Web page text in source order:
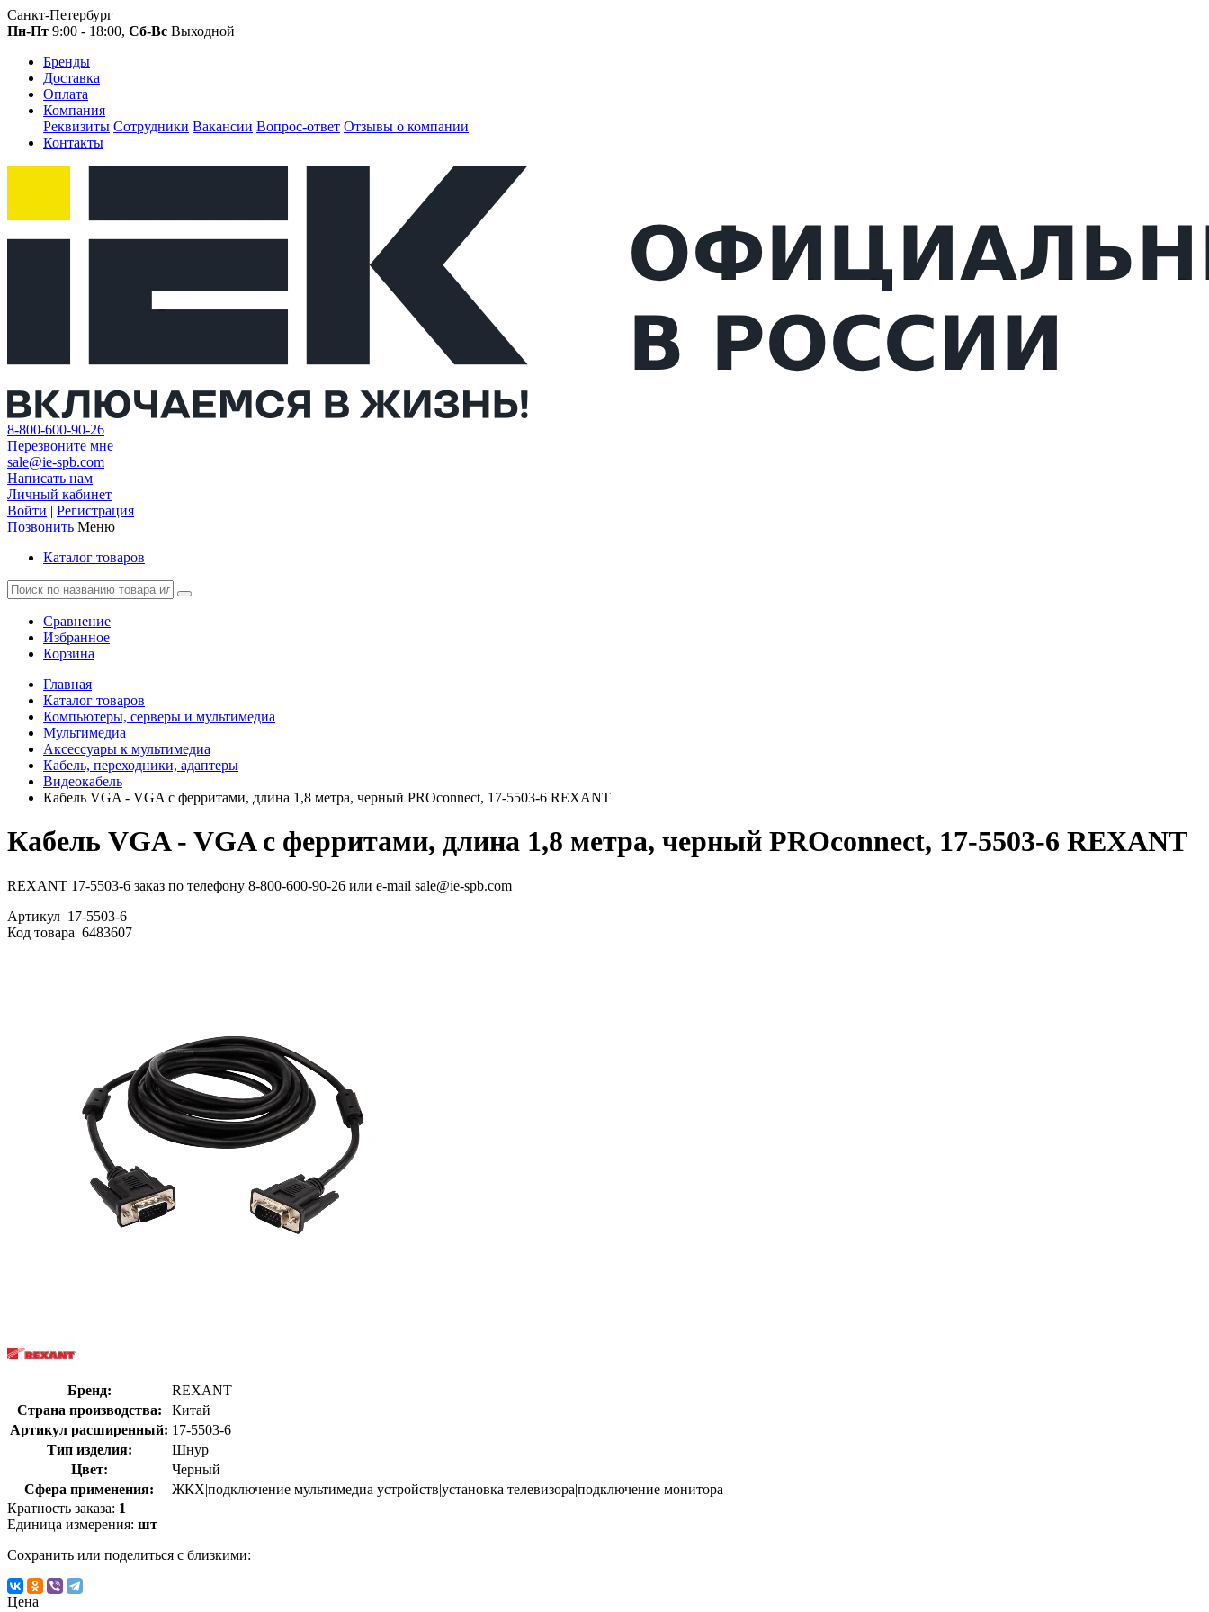
Санкт-Петербург
Пн-Пт 9:00 - 18:00, Сб-Вс Выходной
Бренды
Доставка
Оплата
Компания
Реквизиты Сотрудники Вакансии Вопрос-ответ Отзывы о компании
Контакты
8-800-600-90-26
Перезвоните мне
sale@ie-spb.com
Написать нам
Личный кабинет
Войти | Регистрация
Позвонить Меню
Каталог товаров
Сравнение
Избранное
Корзина
Главная
Каталог товаров
Компьютеры, серверы и мультимедиа
Мультимедиа
Аксессуары к мультимедиа
Кабель, переходники, адаптеры
Видеокабель
Кабель VGA - VGA с ферритами, длина 1,8 метра, черный PROconnect, 17-5503-6 REXANT
Кабель VGA - VGA с ферритами, длина 1,8 метра, черный PROconnect, 17-5503-6 REXANT
REXANT 17-5503-6 заказ по телефону 8-800-600-90-26 или e-mail sale@ie-spb.com
Артикул 17-5503-6
Код товара 6483607
Бренд:
REXANT
Страна производства:
Китай
Артикул расширенный: 17-5503-6
Тип изделия:
Шнур
Цвет:
Черный
Сфера применения:
ЖКХ|подключение мультимедиа устройств|установка телевизора|подключение монитора
Кратность заказа: 1
Единица измерения: шт
Сохранить или поделиться с близкими:
Цена